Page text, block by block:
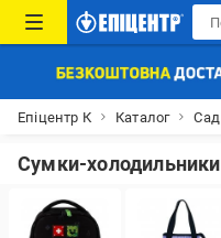
Епіцентр К Каталог Сад
Сумки-